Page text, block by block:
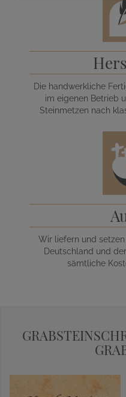
Die handwerkliche
im eigenen Betrieb
Steinmetzen nach
Wir liefern und
Deutschland und
sämtliche